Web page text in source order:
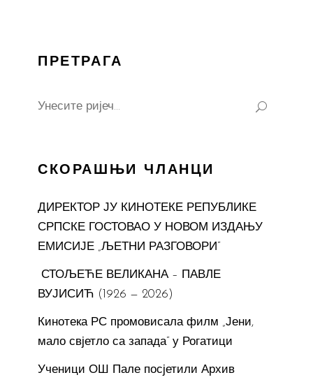
ПРЕТРАГА
for:
СКОРАШЊИ ЧЛАНЦИ
ДИРЕКТОР ЈУ КИНОТЕКЕ РЕПУБЛИКЕ
СРПСКЕ ГОСТОВАО У НОВОМ ИЗДАЊУ
ЕМИСИЈЕ „ЉЕТНИ РАЗГОВОРИ“
СТОЉЕЋЕ ВЕЛИКАНА – ПАВЛЕ
ВУЈИСИЋ (1926 — 2026)
Кинотека РС промовисала филм „Јени,
мало свјетло са запада“ у Рогатици
Ученици ОШ Пале посјетили Архив